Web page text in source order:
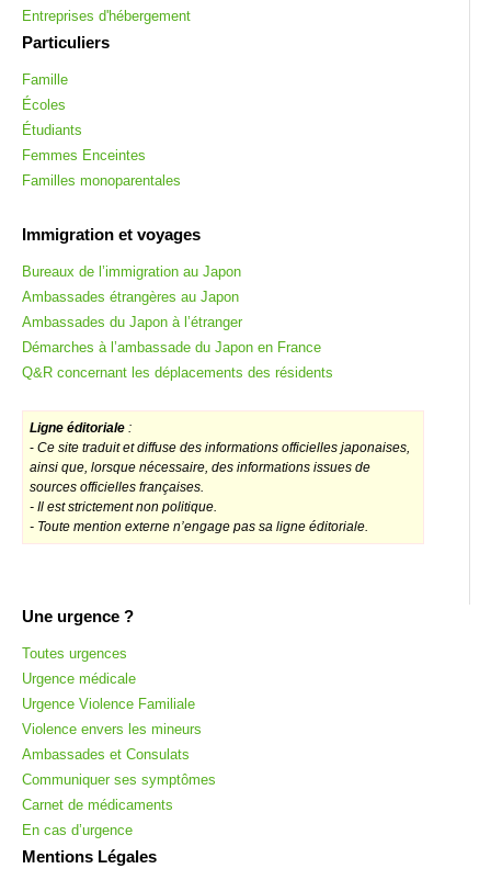
Entreprises d'hébergement
Particuliers
Famille
Écoles
Étudiants
Femmes Enceintes
Familles monoparentales
Immigration et voyages
Bureaux de l’immigration au Japon
Ambassades étrangères au Japon
Ambassades du Japon à l’étranger
Démarches à l’ambassade du Japon en France
Q&R concernant les déplacements des résidents
Ligne éditoriale :
- Ce site traduit et diffuse des informations officielles japonaises,
ainsi que, lorsque nécessaire, des informations issues de
sources officielles françaises.
- Il est strictement non politique.
- Toute mention externe n’engage pas sa ligne éditoriale.
Une urgence ?
Toutes urgences
Urgence médicale
Urgence Violence Familiale
Violence envers les mineurs
Ambassades et Consulats
Communiquer ses symptômes
Carnet de médicaments
En cas d’urgence
Mentions Légales